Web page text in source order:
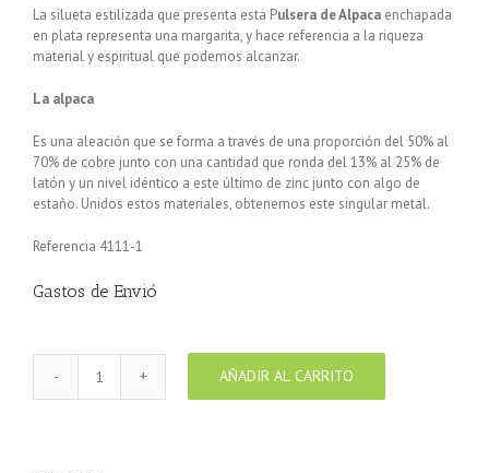
La silueta estilizada que presenta esta Pulsera de Alpaca enchapada
en plata representa una margarita, y hace referencia a la riqueza
material y espiritual que podemos alcanzar.
La alpaca
Es una aleación que se forma a través de una proporción del 50% al
70% de cobre junto con una cantidad que ronda del 13% al 25% de
latón y un nivel idéntico a este último de zinc junto con algo de
estaño. Unidos estos materiales, obtenemos este singular metal.
Referencia 4111-1
Gastos de Envió
Pulsera
enchapada
AÑADIR AL CARRITO